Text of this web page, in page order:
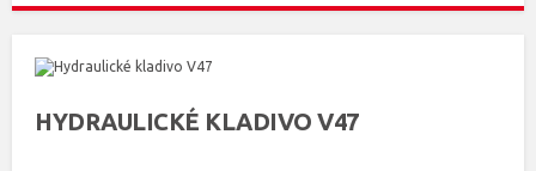
HYDRAULICKÉ KLADIVO V47